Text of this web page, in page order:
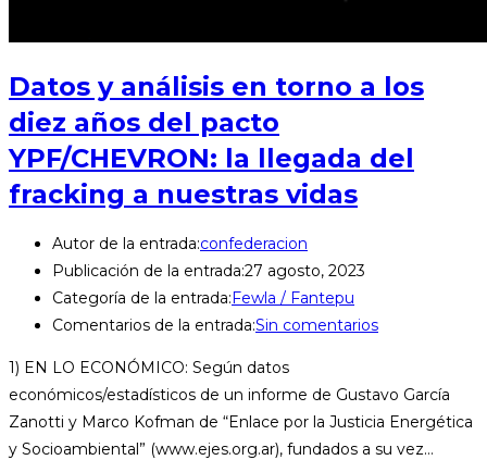
Datos y análisis en torno a los
diez años del pacto
YPF/CHEVRON: la llegada del
fracking a nuestras vidas
Autor de la entrada:confederacion
Publicación de la entrada:27 agosto, 2023
Categoría de la entrada:Fewla / Fantepu
Comentarios de la entrada:Sin comentarios
1) EN LO ECONÓMICO: Según datos
económicos/estadísticos de un informe de Gustavo García
Zanotti y Marco Kofman de “Enlace por la Justicia Energética
y Socioambiental” (www.ejes.org.ar), fundados a su vez…